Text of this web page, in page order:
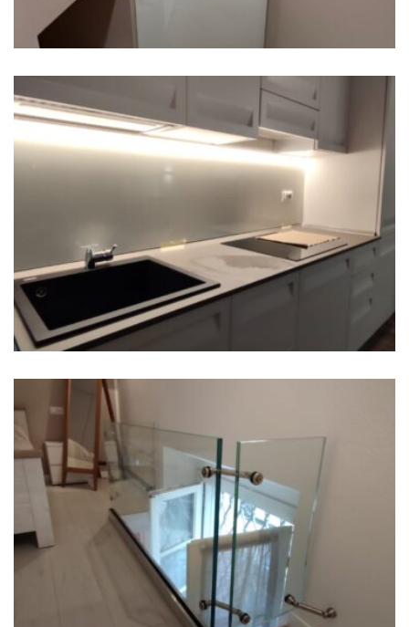
Pavia – Alzatina
Ringhiera in vetro